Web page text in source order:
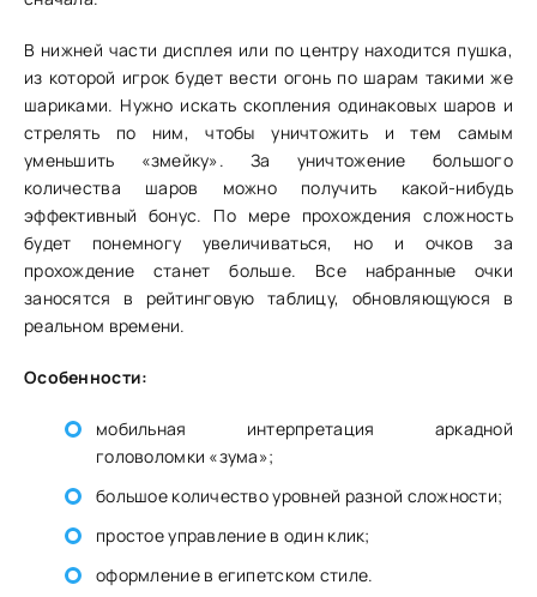
В нижней части дисплея или по центру находится пушка,
из которой игрок будет вести огонь по шарам такими же
шариками. Нужно искать скопления одинаковых шаров и
стрелять по ним, чтобы уничтожить и тем самым
уменьшить «змейку». За уничтожение большого
количества шаров можно получить какой-нибудь
эффективный бонус. По мере прохождения сложность
будет понемногу увеличиваться, но и очков за
прохождение станет больше. Все набранные очки
заносятся в рейтинговую таблицу, обновляющуюся в
реальном времени.
Особенности:
мобильная интерпретация аркадной
головоломки «зума»;
большое количество уровней разной сложности;
простое управление в один клик;
оформление в египетском стиле.